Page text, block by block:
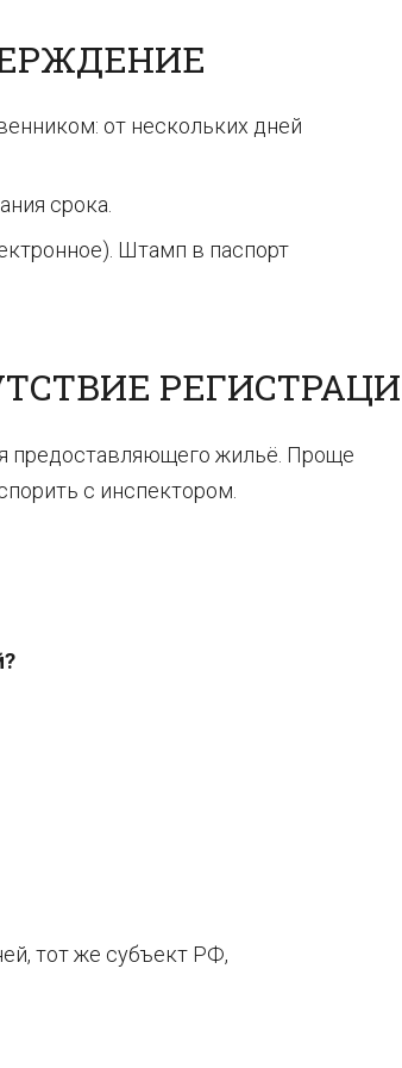
от нескольких дней
срока.
Штамп в паспорт
предоставляющего жильё. Проще
с инспектором.
тот же субъект РФ,